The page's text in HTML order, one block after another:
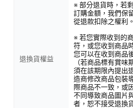
退換貨權益
※ 部分退貨時，若
訂購金額，我們保
從退款扣除之權利。
※ 若您實際收到的
符，或您收到商品
您可以在收到商品
（若商品標有賞味
須在該期限內提出
造商修改商品包裝
際商品不一致，或
不同導致商品圖片
者，恕不接受退換